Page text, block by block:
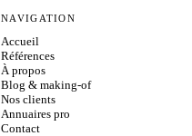
NAVIGATION
Accueil
Références
À propos
Blog & making-of
Nos clients
Annuaires pro
Contact